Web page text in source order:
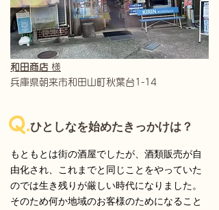
​和田商店 様
兵庫県朝来市和田山町秋葉台1-14
Q.ひとしなを始めたきっかけは？
もともとは街の酒屋でしたが、酒類販売が自
由化され、これまでと同じことをやっていた
のでは生き残りが厳しい時代になりました。
そのため何か地域のお客様のためになること